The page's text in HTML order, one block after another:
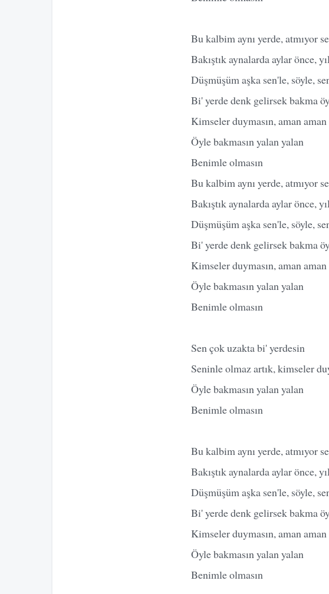
Bu kalbim aynı yerde, atmıyor
Bakıştık aynalarda aylar önce,
Düşmüşüm aşka sen'le, söyle,
Bi' yerde denk gelirsek bakma
Kimseler duymasın, aman aman
Öyle bakmasın yalan yalan
Benimle olmasın
Bu kalbim aynı yerde, atmıyor
Bakıştık aynalarda aylar önce,
Düşmüşüm aşka sen'le, söyle,
Bi' yerde denk gelirsek bakma
Kimseler duymasın, aman aman
Öyle bakmasın yalan yalan
Benimle olmasın
Sen çok uzakta bi' yerdesin
Seninle olmaz artık, kimseler
Öyle bakmasın yalan yalan
Benimle olmasın
Bu kalbim aynı yerde, atmıyor
Bakıştık aynalarda aylar önce,
Düşmüşüm aşka sen'le, söyle,
Bi' yerde denk gelirsek bakma
Kimseler duymasın, aman aman
Öyle bakmasın yalan yalan
Benimle olmasın